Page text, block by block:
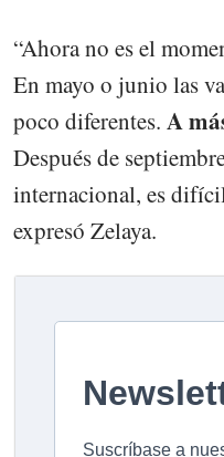
“Ahora no es el
En mayo o junio las
poco diferentes. A
Después de
internacional, es
expresó Zelaya.